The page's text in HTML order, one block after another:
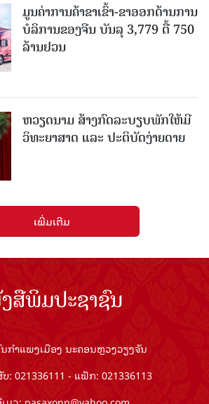
ມູນຄ່າການຄ້າຂາເຂົ້າ-ຂາອອກດ້ານການ
ບໍລິການຂອງຈີນ ບັນລຸ 3,779 ຕື້ 750
ລ້ານຢວນ
ຫວຽດນາມ ສ້າງກົດລະບຽບພັກໃຫ້ມີ
ວິທະຍາສາດ ແລະ ປະຕິບັດງ່າຍດາຍ
ເພີ່ມເຕີມ
ພິມປະຊາຊົນ
ຳແພງເມືອງ ນະຄອນຫຼວງວຽງຈັນ
: 021336111 - ແຟັກ: 021336113